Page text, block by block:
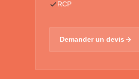
RCP
Demander un devis